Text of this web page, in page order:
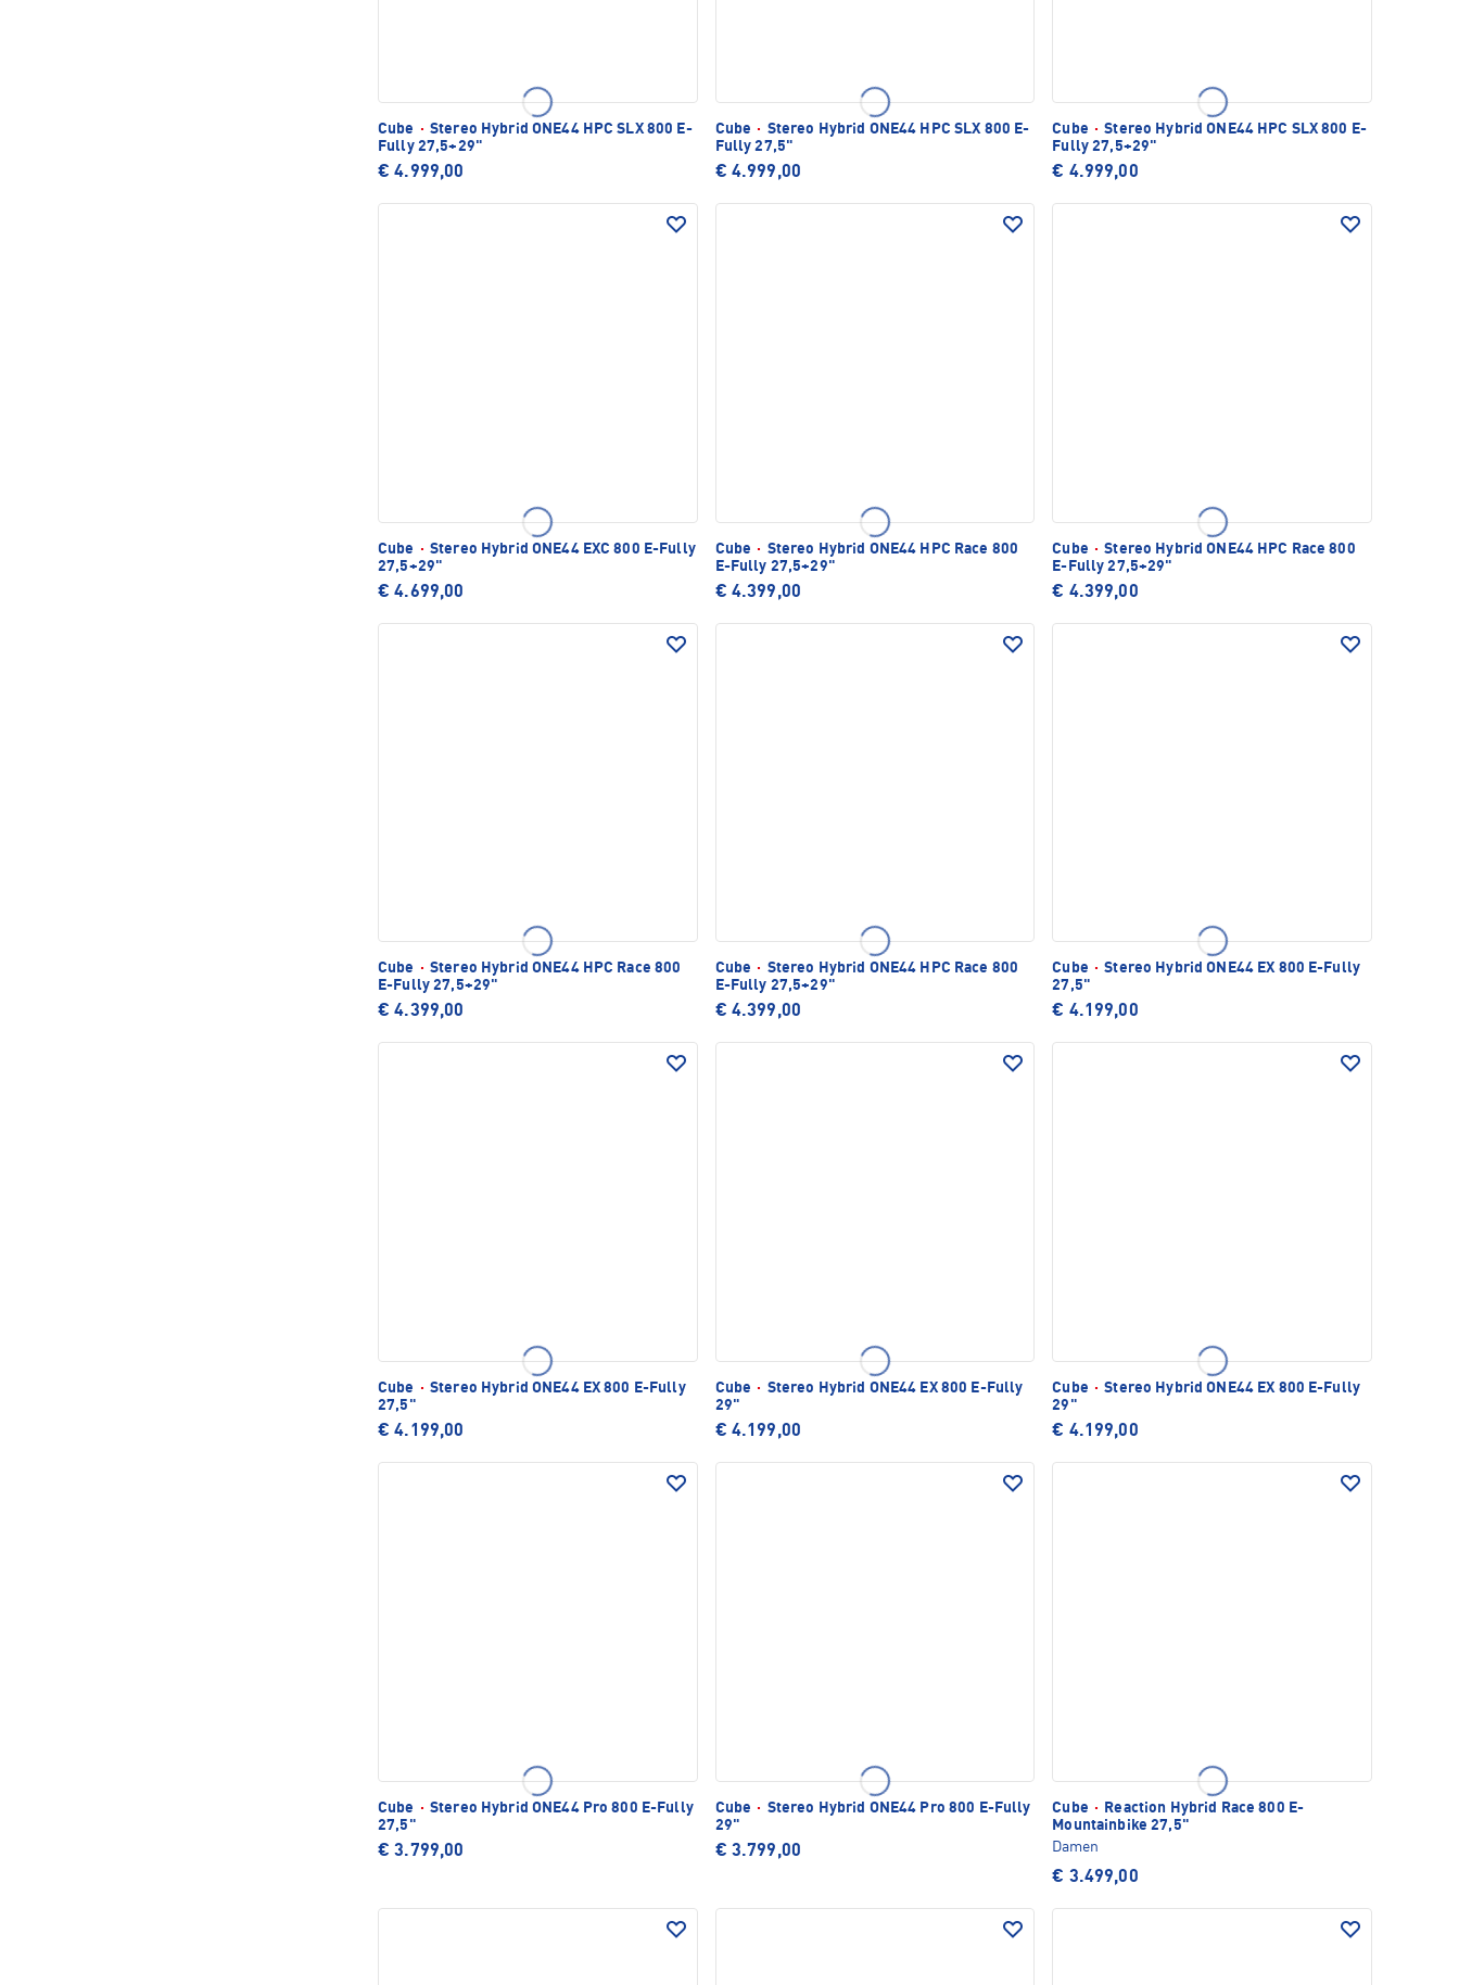
Cube · Stereo Hybrid ONE44 HPC SLX 800 E-
Fully 27,5+29"
€ 4.999,00
Cube · Stereo Hybrid ONE44 HPC SLX 800 E-
Fully 27,5"
€ 4.999,00
Cube · Stereo Hybrid ONE44 HPC SLX 800 E-
Fully 27,5+29"
€ 4.999,00
Cube · Stereo Hybrid ONE44 EXC 800 E-Fully
27,5+29"
€ 4.699,00
Cube · Stereo Hybrid ONE44 HPC Race 800
E-Fully 27,5+29"
€ 4.399,00
Cube · Stereo Hybrid ONE44 HPC Race 800
E-Fully 27,5+29"
€ 4.399,00
Cube · Stereo Hybrid ONE44 HPC Race 800
E-Fully 27,5+29"
€ 4.399,00
Cube · Stereo Hybrid ONE44 HPC Race 800
E-Fully 27,5+29"
€ 4.399,00
Cube · Stereo Hybrid ONE44 EX 800 E-Fully
27,5"
€ 4.199,00
Cube · Stereo Hybrid ONE44 EX 800 E-Fully
27,5"
€ 4.199,00
Cube · Stereo Hybrid ONE44 EX 800 E-Fully
29"
€ 4.199,00
Cube · Stereo Hybrid ONE44 EX 800 E-Fully
29"
€ 4.199,00
Cube · Stereo Hybrid ONE44 Pro 800 E-Fully
27,5"
€ 3.799,00
Cube · Stereo Hybrid ONE44 Pro 800 E-Fully
29"
€ 3.799,00
Cube ·
Reaction Hybrid Race 800 E-
Mountainbike 27,5"
Damen
€ 3.499,00